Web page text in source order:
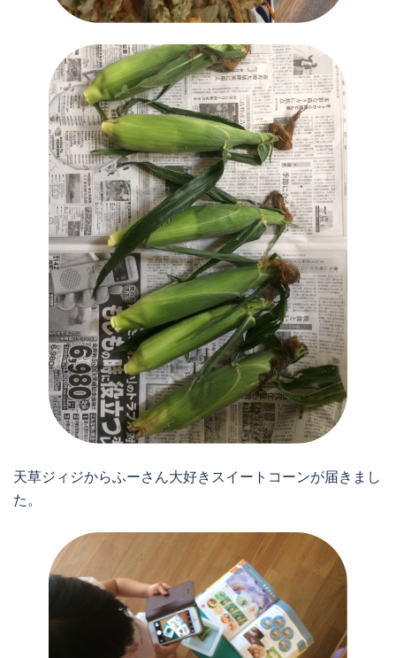
天草ジィジからふーさん大好きスイートコーンが届きまし
た。